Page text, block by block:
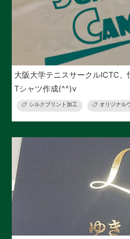
大阪大学テニスサークルICTC、
Tシャツ作成(^^)v
シルクプリント加工 オリジナル